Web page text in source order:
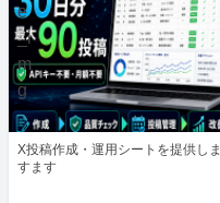
X投稿作成・運用シートを提供しま
すます